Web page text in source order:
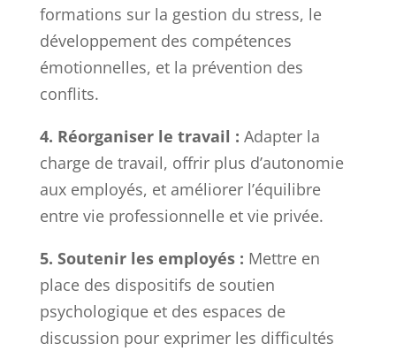
formations sur la gestion du stress, le
développement des compétences
émotionnelles, et la prévention des
conflits.
4. Réorganiser le travail : Adapter la
charge de travail, offrir plus d’autonomie
aux employés, et améliorer l’équilibre
entre vie professionnelle et vie privée.
5. Soutenir les employés : Mettre en
place des dispositifs de soutien
psychologique et des espaces de
discussion pour exprimer les difficultés